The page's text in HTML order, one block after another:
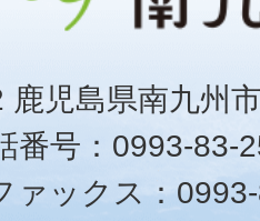
鹿児島県南九州
番号：0993-83-
ァックス：